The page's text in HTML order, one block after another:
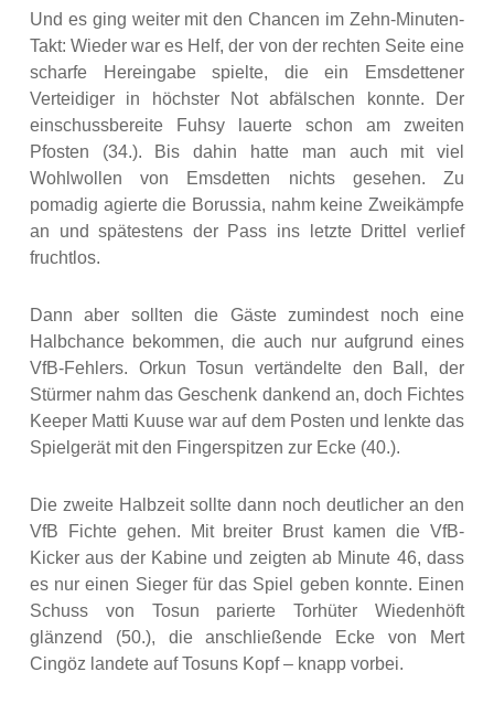
Und es ging weiter mit den Chancen im Zehn-Minuten-
Takt: Wieder war es Helf, der von der rechten Seite eine
scharfe Hereingabe spielte, die ein Emsdettener
Verteidiger in höchster Not abfälschen konnte. Der
einschussbereite Fuhsy lauerte schon am zweiten
Pfosten (34.). Bis dahin hatte man auch mit viel
Wohlwollen von Emsdetten nichts gesehen. Zu
pomadig agierte die Borussia, nahm keine Zweikämpfe
an und spätestens der Pass ins letzte Drittel verlief
fruchtlos.
Dann aber sollten die Gäste zumindest noch eine
Halbchance bekommen, die auch nur aufgrund eines
VfB-Fehlers. Orkun Tosun vertändelte den Ball, der
Stürmer nahm das Geschenk dankend an, doch Fichtes
Keeper Matti Kuuse war auf dem Posten und lenkte das
Spielgerät mit den Fingerspitzen zur Ecke (40.).
Die zweite Halbzeit sollte dann noch deutlicher an den
VfB Fichte gehen. Mit breiter Brust kamen die VfB-
Kicker aus der Kabine und zeigten ab Minute 46, dass
es nur einen Sieger für das Spiel geben konnte. Einen
Schuss von Tosun parierte Torhüter Wiedenhöft
glänzend (50.), die anschließende Ecke von Mert
Cingöz landete auf Tosuns Kopf – knapp vorbei.